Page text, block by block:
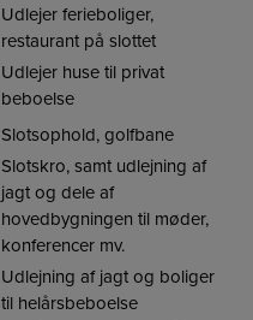
Udlejer ferieboliger,
restaurant på slottet
Udlejer huse til privat
beboelse
Slotsophold, golfbane
Slotskro, samt udlejning af
jagt og dele af
hovedbygningen til møder,
konferencer mv.
Udlejning af jagt og boliger
til helårsbeboelse